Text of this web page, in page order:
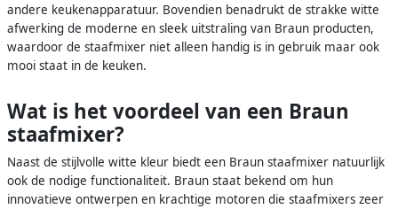
andere keukenapparatuur. Bovendien benadrukt de strakke witte
afwerking de moderne en sleek uitstraling van Braun producten,
waardoor de staafmixer niet alleen handig is in gebruik maar ook
mooi staat in de keuken.
Wat is het voordeel van een Braun
staafmixer?
Naast de stijlvolle witte kleur biedt een Braun staafmixer natuurlijk
ook de nodige functionaliteit. Braun staat bekend om hun
innovatieve ontwerpen en krachtige motoren die staafmixers zeer